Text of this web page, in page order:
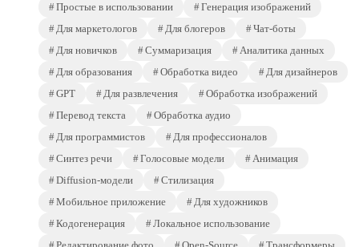
Простые в использовании
Генерация изображений
Для маркетологов
Для блогеров
Чат-боты
Для новичков
Суммаризация
Аналитика данных
Для образования
Обработка видео
Для дизайнеров
GPT
Для развлечения
Обработка изображений
Перевод текста
Обработка аудио
Для программистов
Для профессионалов
Синтез речи
Голосовые модели
Анимация
Diffusion-модели
Стилизация
Мобильное приложение
Для художников
Кодогенерация
Локальное использование